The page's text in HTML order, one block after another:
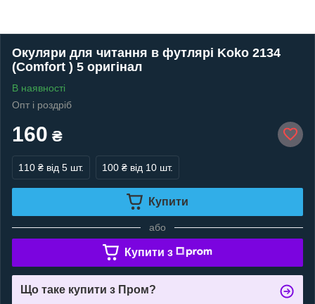
Окуляри для читання в футлярі Koko 2134
(Comfort ) 5 оригінал
В наявності
Опт і роздріб
160 ₴
110 ₴ від 5 шт. 100 ₴ від 10 шт.
Купити
або
Купити з
Що таке купити з Пром?